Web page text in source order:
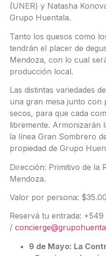
(UNER) y Natasha
Grupo Huentala.
Tanto los quesos como
tendrán el placer de
Mendoza, con lo cual
producción local.
Las distintas variedades
una gran mesa junto
secos, para que cada
libremente. Armonizarán
la línea Gran Sombrero
propiedad de Grupo
Dirección: Primitivo de la
Mendoza.
Valor por persona:
Reservá tu entrada: +549
/
9 de Mayo: La